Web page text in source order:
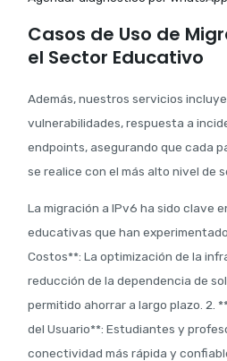
Casos de Uso de
el Sector Educativo
Además, nuestros servicios
vulnerabilidades, respuesta a
endpoints, asegurando que cada
se realice con el más alto nivel de
La migración a IPv6 ha sido clave
educativas que han
Costos**: La optimización de la
reducción de la dependencia de
permitido ahorrar a largo plazo. 2.
del Usuario**: Estudiantes y
conectividad más rápida y